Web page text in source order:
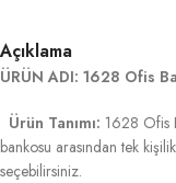
Açıklama
ÜRÜN ADI: 1628 Ofis
Ürün Tanımı: 1628 Ofis
bankosu arasından tek
seçebilirsiniz.